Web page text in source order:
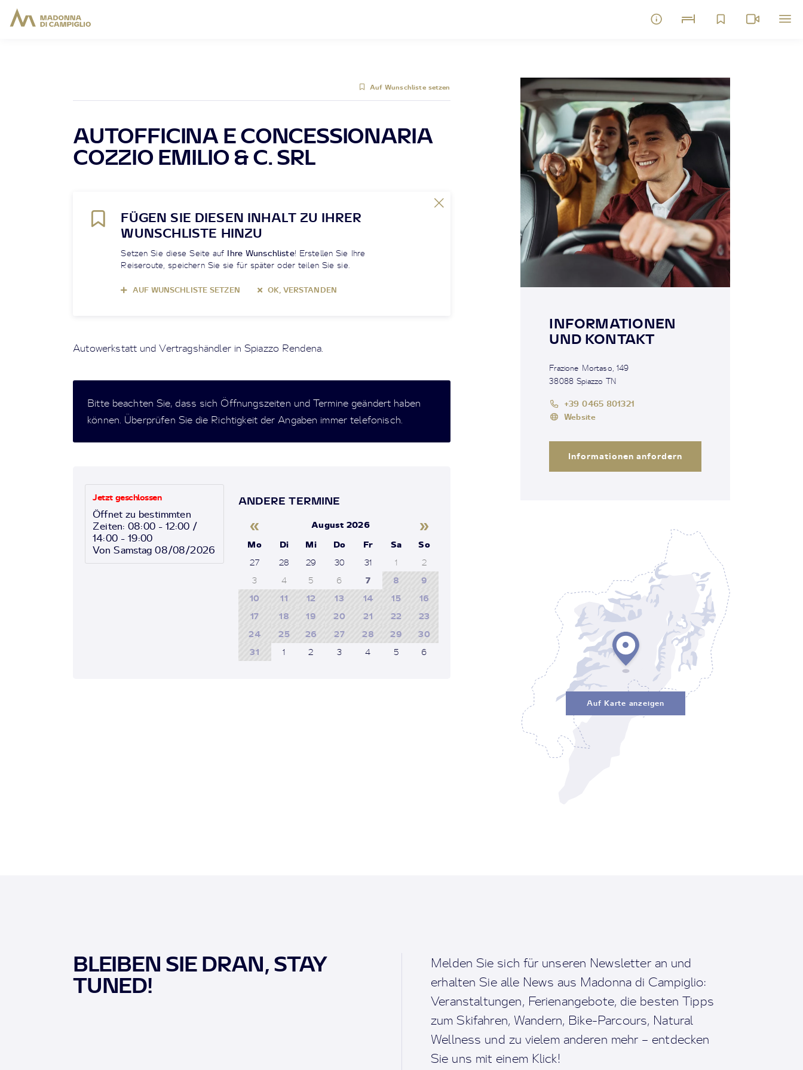
Auf Wunschliste setzen
AUTOFFICINA E CONCESSIONARIA
COZZIO EMILIO & C. SRL
FÜGEN SIE DIESEN INHALT ZU IHRER
WUNSCHLISTE HINZU
Setzen Sie diese Seite auf Ihre Wunschliste! Erstellen Sie Ihre
Reiseroute, speichern Sie sie für später oder teilen Sie sie.
AUF WUNSCHLISTE SETZEN OK, VERSTANDEN
Autowerkstatt und Vertragshändler in Spiazzo Rendena.
Bitte beachten Sie, dass sich Öffnungszeiten und Termine geändert haben
können. Überprüfen Sie die Richtigkeit der Angaben immer telefonisch.
Jetzt geschlossen
Öffnet zu bestimmten
Zeiten: 08:00 - 12:00 /
14:00 - 19:00
Von Samstag 08/08/2026
ANDERE TERMINE
« August 2026 »
Mo Di Mi Do Fr Sa
So
27
28 29 30 31 1
2
3
4 5 6 7 8
9
10
11 12 13 14 15
16
17
18 19 20 21 22
23
24
25 26 27 28 29
30
31
1 2 3 4 5 6
INFORMATIONEN
UND KONTAKT
Frazione Mortaso, 149
38088 Spiazzo TN
+39 0465 801321
Website
Informationen anfordern
Auf Karte anzeigen
BLEIBEN SIE DRAN, STAY
TUNED!
Melden Sie sich für unseren Newsletter an und
erhalten Sie alle News aus Madonna di Campiglio:
Veranstaltungen, Ferienangebote, die besten Tipps
zum Skifahren, Wandern, Bike-Parcours, Natural
Wellness und zu vielem anderen mehr – entdecken
Sie uns mit einem Klick!